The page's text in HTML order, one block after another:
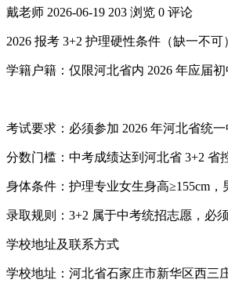
戴老师 2026-06-19 203 浏览 0 评论
2026 报考 3+2 护理硬性条件（缺一不可
学籍户籍：仅限河北省内 2026 年应届
考试要求：必须参加 2026 年河北省统
分数门槛：中考成绩达到河北省 3+2 省
身体条件：护理专业女生身高≥155cm
录取规则：3+2 属于中考统招志愿，必
学校地址及联系方式
学校地址：河北省石家庄市新华区西三